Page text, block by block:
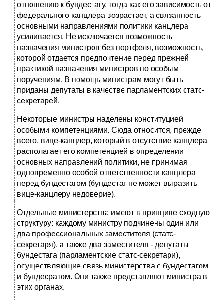
отношению к бундестагу, тогда как его зависимость от
фе­дерального канцлера возрастает, а связанность
основными направлениями политики канцлера
усиливается. Не исключается возможность
назначения министров без портфеля, возможность,
которой отдается предпочтение пе­ред прежней
практикой назначения министров по особым
поручениям. В по­мощь министрам могут быть
приданы депутаты в качестве парламентских статс-
секретарей.
Некоторые министры наделены конституцией
особыми компетенциями. Сюда относится, прежде
всего, вице-канцлер, который в отсутствие канцлера
располагает его компетенцией в определении
основных направлений поли­тики, не принимая
одновременно особой ответственности канцлера
перед бундестагом (бундестаг не может выразить
вице-канцлеру недоверие).
Отдельные министерства имеют в принципе сходную
структуру: каждому министру подчинены один или
два профессиональных заместителя (статс-
секретаря), а также два заместителя - депутаты
бундестага (парламентские статс-секретари),
осуществляющие связь министерства с бундестагом
и бун­десратом. Они также представляют министра в
этих органах.